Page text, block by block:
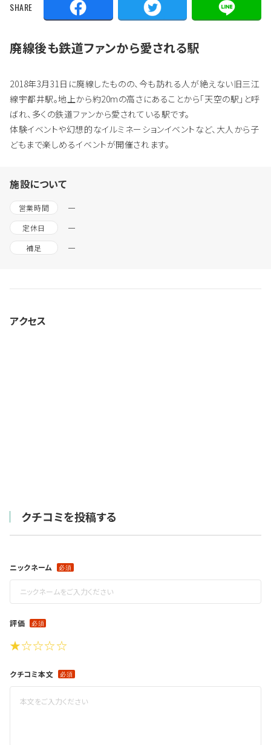
SHARE
廃線後も鉄道ファンから愛される駅
2018年3月31日に廃線したものの、今も訪れる人が絶えない旧三江
線宇都井駅。地上から約20mの高さにあることから「天空の駅」と呼
ばれ、多くの鉄道ファンから愛されている駅です。
体験イベントや幻想的なイルミネーションイベントなど、大人から子
どもまで楽しめるイベントが開催されます。
施設について
営業時間 ー
定休日 ー
補足 ー
アクセス
クチコミを投稿する
ニックネーム
評価
★☆☆☆☆
クチコミ本文